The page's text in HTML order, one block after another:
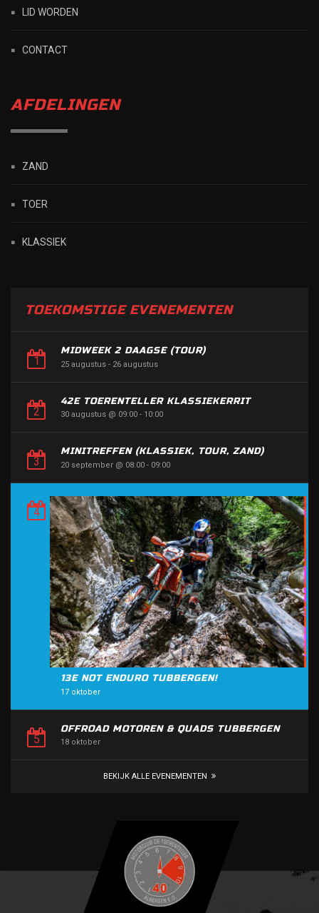
LID WORDEN
CONTACT
AFDELINGEN
ZAND
TOER
KLASSIEK
TOEKOMSTIGE EVENEMENTEN
MIDWEEK 2 DAAGSE (TOUR)
25 augustus - 26 augustus
42E TOERENTELLER KLASSIEKERRIT
30 augustus @ 09:00 - 10:00
MINITREFFEN (KLASSIEK, TOUR, ZAND)
20 september @ 08:00 - 09:00
13E NOT ENDURO TUBBERGEN!
17 oktober
OFFROAD MOTOREN & QUADS TUBBERGEN
18 oktober
BEKIJK ALLE EVENEMENTEN